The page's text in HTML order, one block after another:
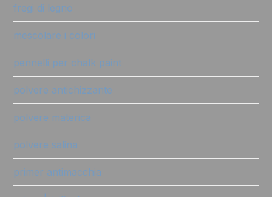
fregi di legno
mescolare i colori
pennelli per chalk paint
polvere antichizzante
polvere materica
polvere salina
primer antimacchia